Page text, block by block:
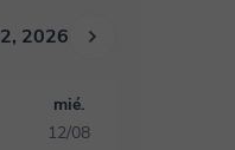
2026
mié.
12/08